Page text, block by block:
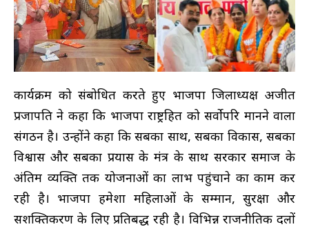
कार्यक्रम को संबोधित करते हुए भाजपा जिलाध्यक्ष अजीत
प्रजापति ने कहा कि भाजपा राष्ट्रहित को सर्वोपरि मानने वाला
संगठन है। उन्होंने कहा कि सबका साथ, सबका विकास, सबका
विश्वास और सबका प्रयास के मंत्र के साथ सरकार समाज के
अंतिम व्यक्ति तक योजनाओं का लाभ पहुंचाने का काम कर
रही है। भाजपा हमेशा महिलाओं के सम्मान, सुरक्षा और
सशक्तिकरण के लिए प्रतिबद्ध रही है। विभिन्न राजनीतिक दलों